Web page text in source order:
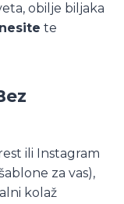
obilje biljaka
te
ili Instagram
za vas),
kolaž